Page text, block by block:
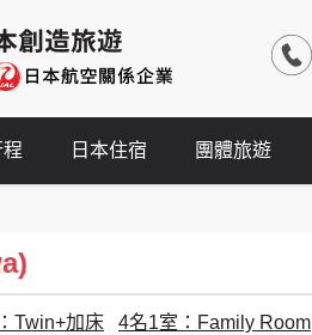
日本住宿 團體旅遊
Twin+加床 4名1室：Family Room